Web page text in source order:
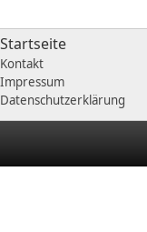
Startseite
Kontakt
Impressum
Datenschutzerklärung